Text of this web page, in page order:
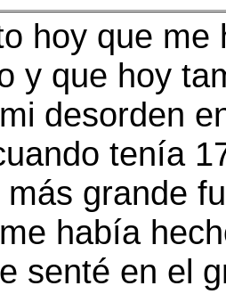
hoy que me
y que hoy
desorden
tenía
más grande
había
senté en el